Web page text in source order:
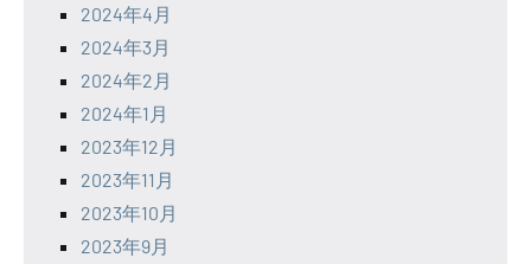
2024年4月
2024年3月
2024年2月
2024年1月
2023年12月
2023年11月
2023年10月
2023年9月